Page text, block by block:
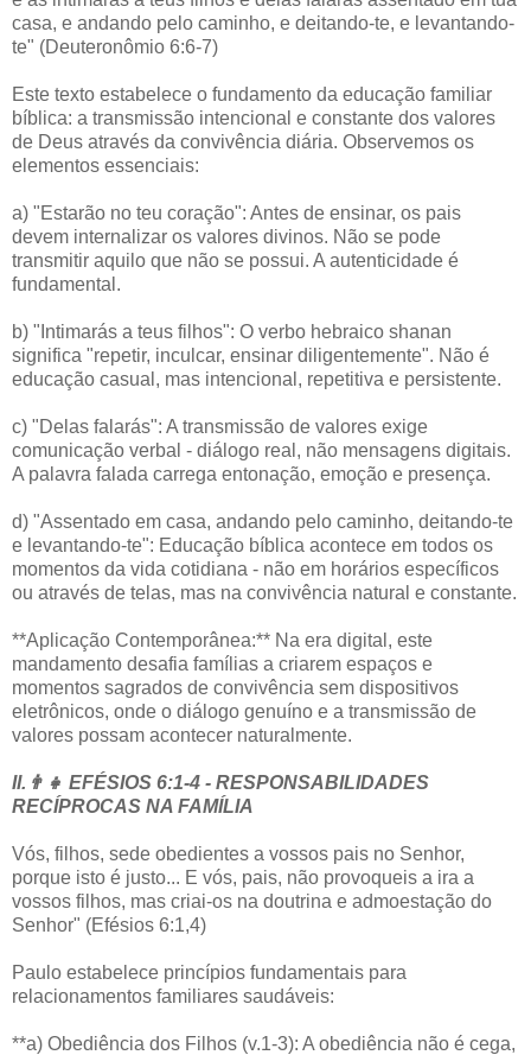
casa, e andando pelo caminho, e deitando-te, e levantando-
te" (Deuteronômio 6:6-7)
Este texto estabelece o fundamento da educação familiar
bíblica: a transmissão intencional e constante dos valores
de Deus através da convivência diária. Observemos os
elementos essenciais:
a) "Estarão no teu coração": Antes de ensinar, os pais
devem internalizar os valores divinos. Não se pode
transmitir aquilo que não se possui. A autenticidade é
fundamental.
b) "Intimarás a teus filhos": O verbo hebraico shanan
significa "repetir, inculcar, ensinar diligentemente". Não é
educação casual, mas intencional, repetitiva e persistente.
c) "Delas falarás": A transmissão de valores exige
comunicação verbal - diálogo real, não mensagens digitais.
A palavra falada carrega entonação, emoção e presença.
d) "Assentado em casa, andando pelo caminho, deitando-te
e levantando-te": Educação bíblica acontece em todos os
momentos da vida cotidiana - não em horários específicos
ou através de telas, mas na convivência natural e constante.
**Aplicação Contemporânea:** Na era digital, este
mandamento desafia famílias a criarem espaços e
momentos sagrados de convivência sem dispositivos
eletrônicos, onde o diálogo genuíno e a transmissão de
valores possam acontecer naturalmente.
II.👨‍👧 EFÉSIOS 6:1-4 - RESPONSABILIDADES
RECÍPROCAS NA FAMÍLIA
Vós, filhos, sede obedientes a vossos pais no Senhor,
porque isto é justo... E vós, pais, não provoqueis a ira a
vossos filhos, mas criai-os na doutrina e admoestação do
Senhor" (Efésios 6:1,4)
Paulo estabelece princípios fundamentais para
relacionamentos familiares saudáveis:
**a) Obediência dos Filhos (v.1-3): A obediência não é cega,